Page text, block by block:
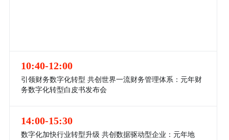
10:40-12:00
引领财务数字化转型 共创世界一流财务管理体系：元年财
务数字化转型白皮书发布会
14:00-15:30
数字化加快行业转型升级 共创数据驱动型企业：元年地